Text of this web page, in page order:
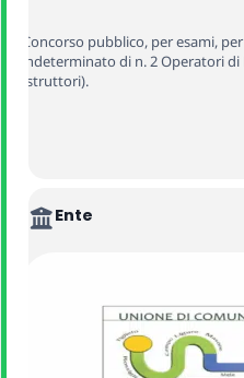
Concorso pubblico, per esami,
indeterminato di n. 2 Operatori di
Istruttori).
Ente